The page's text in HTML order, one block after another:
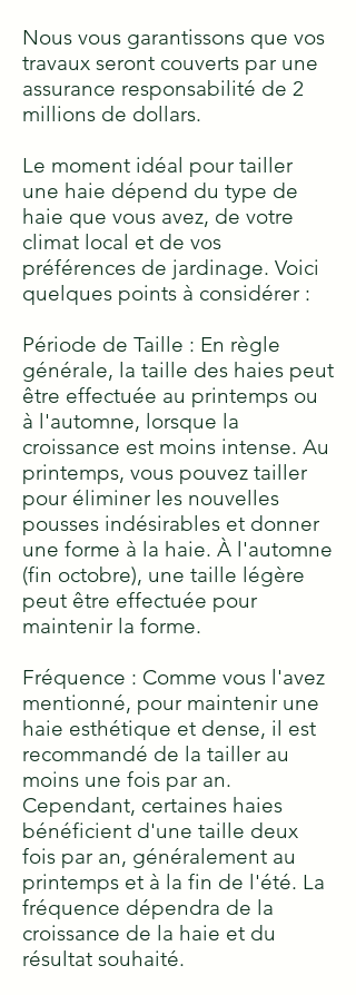
Nous vous garantissons que vos
travaux seront couverts par une
assurance responsabilité de 2
millions de dollars.
Le moment idéal pour tailler
une haie dépend du type de
haie que vous avez, de votre
climat local et de vos
préférences de jardinage. Voici
quelques points à considérer :
Période de Taille : En règle
générale, la taille des haies peut
être effectuée au printemps ou
à l'automne, lorsque la
croissance est moins intense. Au
printemps, vous pouvez tailler
pour éliminer les nouvelles
pousses indésirables et donner
une forme à la haie. À l'automne
(fin octobre), une taille légère
peut être effectuée pour
maintenir la forme.
Fréquence : Comme vous l'avez
mentionné, pour maintenir une
haie esthétique et dense, il est
recommandé de la tailler au
moins une fois par an.
Cependant, certaines haies
bénéficient d'une taille deux
fois par an, généralement au
printemps et à la fin de l'été. La
fréquence dépendra de la
croissance de la haie et du
résultat souhaité.